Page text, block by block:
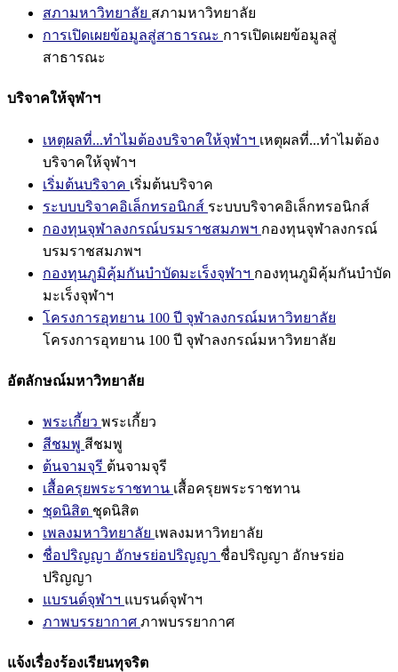
สภามหาวิทยาลัย สภามหาวิทยาลัย
การเปิดเผยข้อมูลสู่สาธารณะ การเปิดเผยข้อมูลสู่
สาธารณะ
บริจาคให้จุฬาฯ
เหตุผลที่...ทำไมต้องบริจาคให้จุฬาฯ เหตุผลที่...ทำไมต้อง
บริจาคให้จุฬาฯ
เริ่มต้นบริจาค เริ่มต้นบริจาค
ระบบบริจาคอิเล็กทรอนิกส์ ระบบบริจาคอิเล็กทรอนิกส์
กองทุนจุฬาลงกรณ์บรมราชสมภพฯ กองทุนจุฬาลงกรณ์
บรมราชสมภพฯ
กองทุนภูมิคุ้มกันบำบัดมะเร็งจุฬาฯ กองทุนภูมิคุ้มกันบำบัด
มะเร็งจุฬาฯ
โครงการอุทยาน 100 ปี จุฬาลงกรณ์มหาวิทยาลัย
โครงการอุทยาน 100 ปี จุฬาลงกรณ์มหาวิทยาลัย
อัตลักษณ์มหาวิทยาลัย
พระเกี้ยว พระเกี้ยว
สีชมพู สีชมพู
ต้นจามจุรี ต้นจามจุรี
เสื้อครุยพระราชทาน เสื้อครุยพระราชทาน
ชุดนิสิต ชุดนิสิต
เพลงมหาวิทยาลัย เพลงมหาวิทยาลัย
ชื่อปริญญา อักษรย่อปริญญา ชื่อปริญญา อักษรย่อ
ปริญญา
แบรนด์จุฬาฯ แบรนด์จุฬาฯ
ภาพบรรยากาศ ภาพบรรยากาศ
แจ้งเรื่องร้องเรียนทุจริต